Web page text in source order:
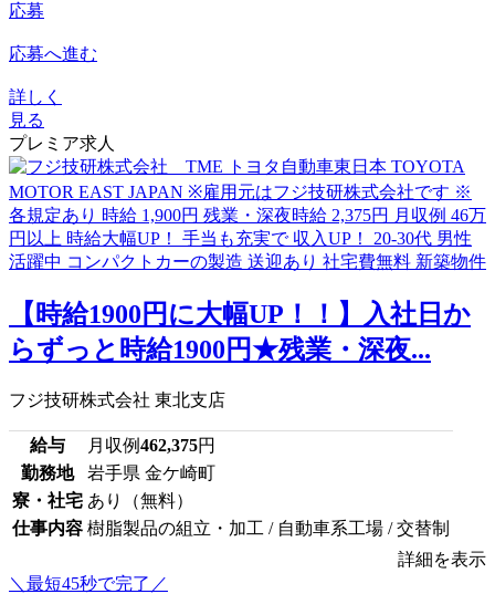
応募
応募へ進む
詳しく
見る
プレミア求人
【時給1900円に大幅UP！！】入社日か
らずっと時給1900円★残業・深夜...
フジ技研株式会社 東北支店
給与 月収例462,375円
勤務地
岩手県 金ケ崎町
寮・社宅 あり（無料）
仕事内容 樹脂製品の組立・加工 / 自動車系工場 / 交替制
詳細を表示
＼最短45秒で完了／